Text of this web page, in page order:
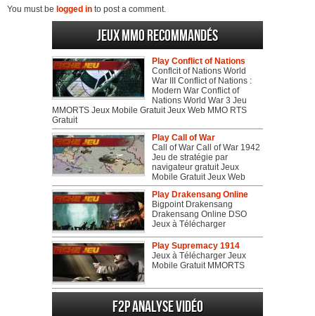
You must be logged in to post a comment.
Jeux MMO recommandés
Play Conflict of Nations
Conflcit of Nations World
War III Conflict of Nations :
Modern War Conflict of
Nations World War 3 Jeu
MMORTS Jeux Mobile Gratuit Jeux Web MMO RTS
Gratuit
Play Call of War
Call of War Call of War 1942
Jeu de stratégie par
navigateur gratuit Jeux
Mobile Gratuit Jeux Web
Play Drakensang Online
Bigpoint Drakensang
Drakensang Online DSO
Jeux à Télécharger
Play Supremacy 1914
Jeux à Télécharger Jeux
Mobile Gratuit MMORTS
F2P Analyse vidéo